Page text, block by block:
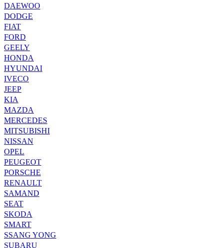
DAEWOO
DODGE
FIAT
FORD
GEELY
HONDA
HYUNDAI
IVECO
JEEP
KIA
MAZDA
MERCEDES
MITSUBISHI
NISSAN
OPEL
PEUGEOT
PORSCHE
RENAULT
SAMAND
SEAT
SKODA
SMART
SSANG YONG
SUBARU